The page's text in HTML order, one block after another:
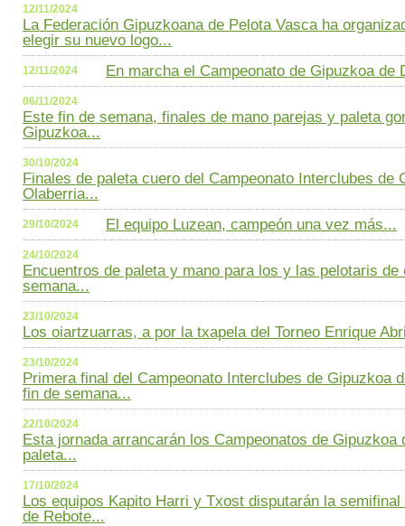
12/11/2024
La Federación Gipuzkoana de Pelota Vasca ha
elegir su nuevo logo...
12/11/2024 En marcha el Campeonato de Gipuzkoa de
06/11/2024
Este fin de semana, finales de mano parejas y paleta
Gipuzkoa...
30/10/2024
Finales de paleta cuero del Campeonato Interclubes de
Olaberria...
29/10/2024 El equipo Luzean, campeón una vez más...
24/10/2024
Encuentros de paleta y mano para los y las pelotaris
semana...
23/10/2024
Los oiartzuarras, a por la txapela del Torneo Enrique
23/10/2024
Primera final del Campeonato Interclubes de Gipuzkoa
fin de semana...
22/10/2024
Esta jornada arrancarán los Campeonatos de Gipuzkoa
paleta...
17/10/2024
Los equipos Kapito Harri y Txost disputarán la semifinal
de Rebote...